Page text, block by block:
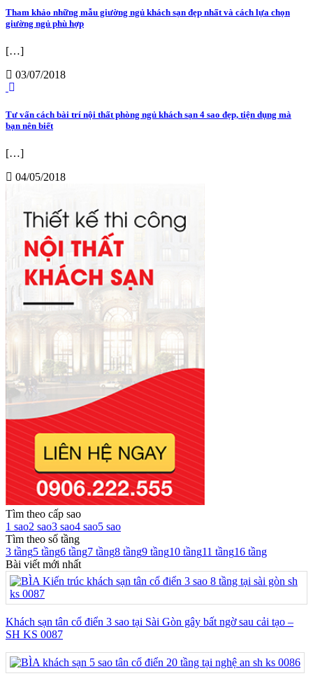
Tham khảo những mẫu giường ngủ khách sạn đẹp nhất và cách lựa chọn
giường ngủ phù hợp
[…]
03/07/2018
Tư vấn cách bài trí nội thất phòng ngủ khách sạn 4 sao đẹp, tiện dụng mà
bạn nên biết
[…]
04/05/2018
Tìm theo cấp sao
1 sao2 sao3 sao4 sao5 sao
Tìm theo số tầng
3 tầng5 tầng6 tầng7 tầng8 tầng9 tầng10 tầng11 tầng16 tầng
Bài viết mới nhất
Khách sạn tân cổ điển 3 sao tại Sài Gòn gây bất ngờ sau cải tạo –
SH KS 0087